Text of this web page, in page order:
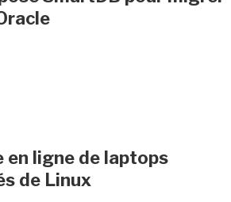
en ligne de laptops
de Linux